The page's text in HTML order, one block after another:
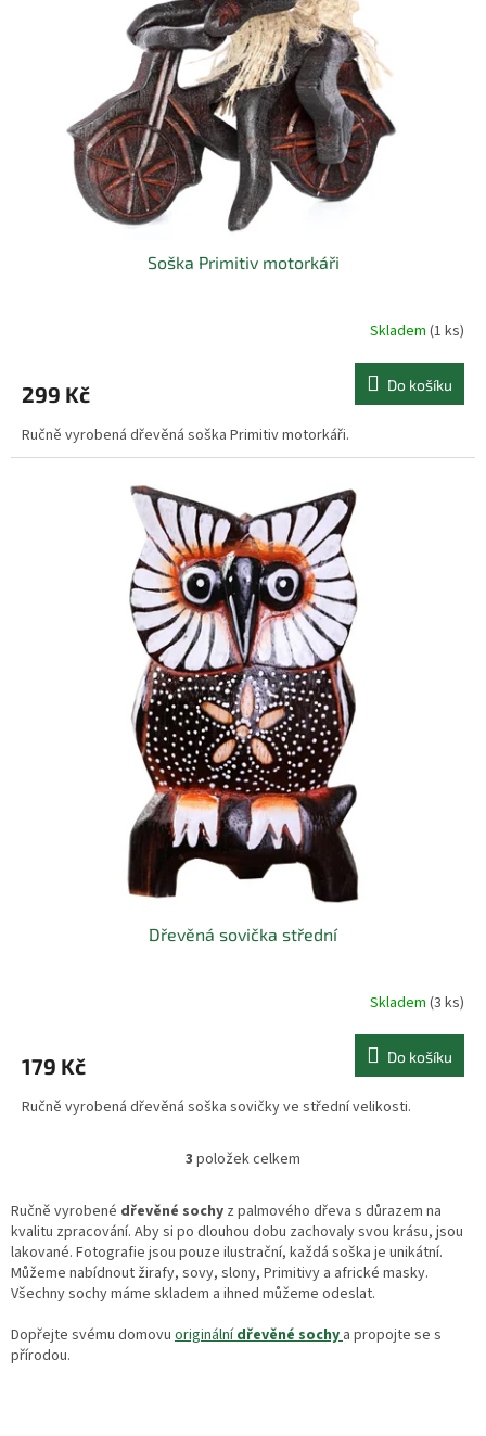
Soška Primitiv motorkáři
Skladem (1 ks)
299 Kč Do košíku
Ručně vyrobená dřevěná soška Primitiv motorkáři.
Dřevěná sovička střední
Skladem (3 ks)
179 Kč Do košíku
Ručně vyrobená dřevěná soška sovičky ve střední velikosti.
O
l
á
d
a
c
p
3 položek celkem
Ručně vyrobené dřevěné sochy z palmového dřeva s důrazem na
kvalitu zpracování. Aby si po dlouhou dobu zachovaly svou krásu, jsou
lakované. Fotografie jsou pouze ilustrační, každá soška je unikátní.
Můžeme nabídnout žirafy, sovy, slony, Primitivy a africké masky.
Všechny sochy máme skladem a ihned můžeme odeslat.
Dopřejte svému domovu originálnídřevěné sochy a propojte se s
přírodou.